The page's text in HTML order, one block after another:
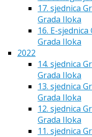
17. sjednica
Grada Iloka
16. E-
Grada Iloka
2022
14. sjednica
Grada Iloka
13. sjednica
Grada Iloka
12. sjednica
Grada Iloka
11. sjednica